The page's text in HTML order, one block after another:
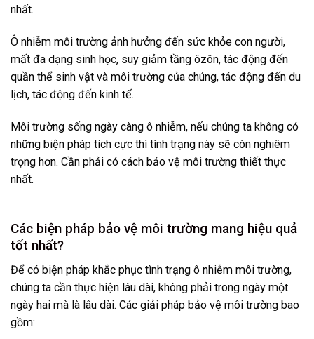
nhất.
Ô nhiễm môi trường ảnh hưởng đến sức khỏe con người,
mất đa dạng sinh học, suy giảm tầng ôzôn, tác động đến
quần thể sinh vật và môi trường của chúng, tác động đến du
lịch, tác động đến kinh tế.
Môi trường sống ngày càng ô nhiễm, nếu chúng ta không có
những biện pháp tích cực thì tình trạng này sẽ còn nghiêm
trọng hơn. Cần phải có cách bảo vệ môi trường thiết thực
nhất.
Các biện pháp bảo vệ môi trường mang hiệu quả
tốt nhất?
Để có biện pháp khắc phục tình trạng ô nhiễm môi trường,
chúng ta cần thực hiện lâu dài, không phải trong ngày một
ngày hai mà là lâu dài. Các giải pháp bảo vệ môi trường bao
gồm: